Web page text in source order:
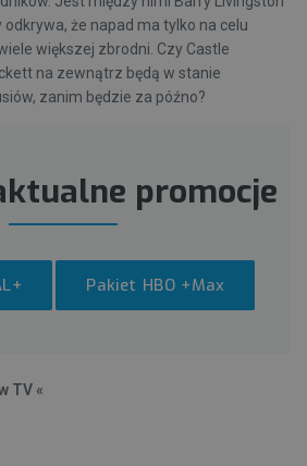
odkrywa, że napad ma tylko na celu
większej zbrodni. Czy Castle
na zewnątrz będą w stanie
zanim będzie za późno?
promocje
Pakiet HBO +Max
TV «